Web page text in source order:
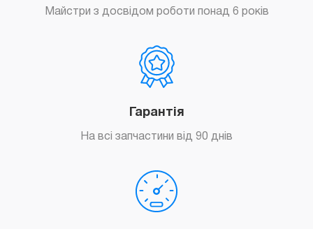
Майстри з досвідом роботи понад 6 років
Гарантія
На всі запчастини від 90 днів